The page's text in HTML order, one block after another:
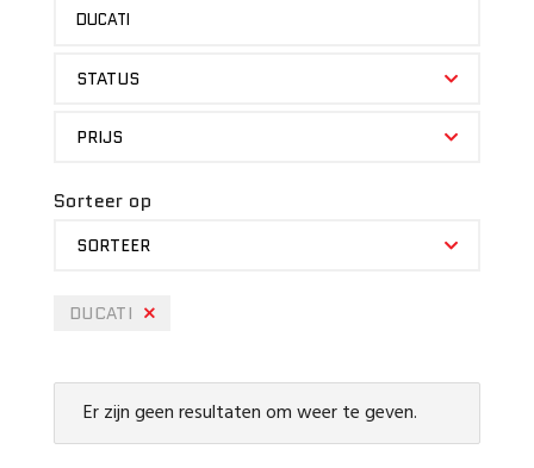
DUCATI
STATUS
PRIJS
Sorteer op
SORTEER
DUCATI
Er zijn geen resultaten om weer te geven.